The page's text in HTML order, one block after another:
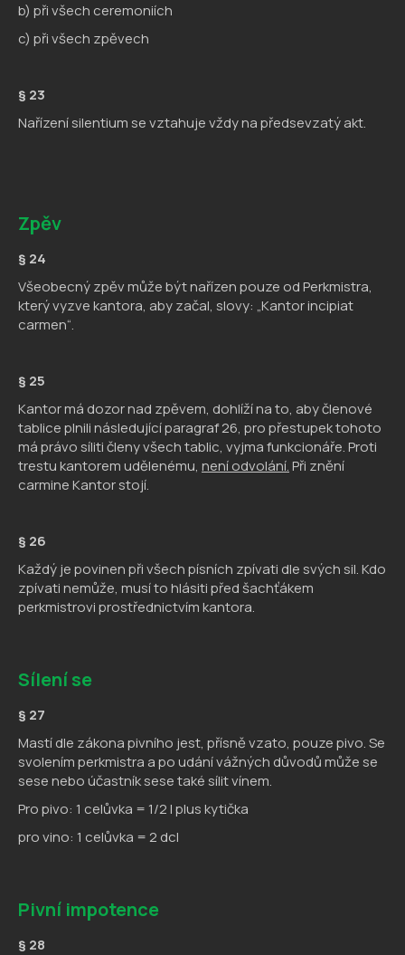
b) při všech ceremoniích
c) při všech zpěvech
§ 23
Nařízení silentium se vztahuje vždy na předsevzatý akt.
Zpěv
§ 24
Všeobecný zpěv může být nařízen pouze od Perkmistra,
který vyzve kantora, aby začal, slovy: „Kantor incipiat
carmen“.
§ 25
Kantor má dozor nad zpěvem, dohlíží na to, aby členové
tablice plnili následující paragraf 26, pro přestupek tohoto
má právo síliti členy všech tabIic, vyjma funkcionáře. Proti
trestu kantorem udělenému, není odvolání.Při znění
carmine Kantor stojí.
§ 26
Každý je povinen při všech písních zpívati dle svých sil. Kdo
zpívati nemůže, musí to hlásiti před šachťákem
perkmistrovi prostřednictvím kantora.
Sílení se
§ 27
Mastí dle zákona pivního jest, přísně vzato, pouze pivo. Se
svolením perkmistra a po udání vážných důvodů může se
sese nebo účastník sese také sílit vínem.
Pro pivo: 1 celůvka = 1/2 l plus kytička
pro vino: 1 celůvka = 2 dcl
Pivní impotence
§ 28